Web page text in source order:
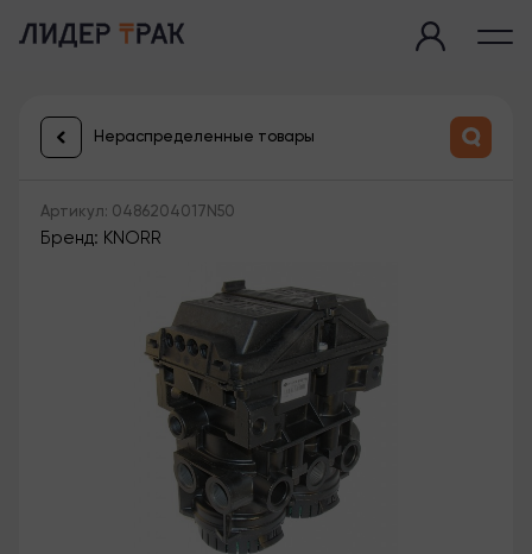
Нераспределенные товары
Артикул: 0486204017N50
Бренд: KNORR